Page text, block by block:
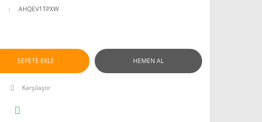
AHQEV1TPXW
SEPETE EKLE HEMEN AL
Karşılaştır